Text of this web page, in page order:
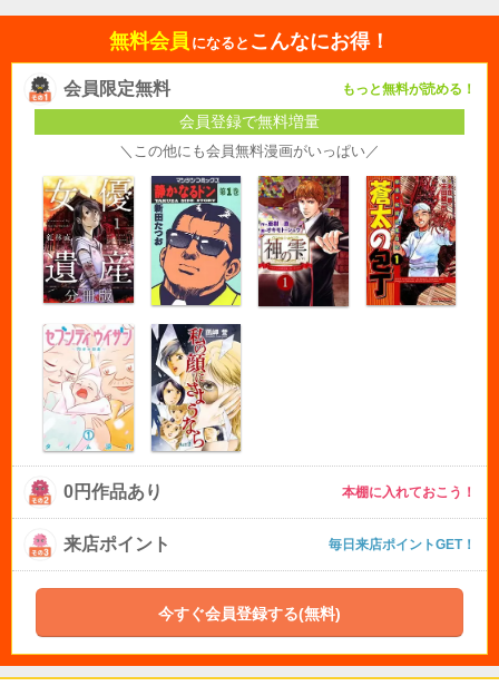
無料会員 になると こんなにお得！
会員限定無料 もっと無料が読める！
会員登録で無料増量
＼この他にも会員無料漫画がいっぱい／
0円作品あり 本棚に入れておこう！
来店ポイント 毎日来店ポイントGET！
今すぐ会員登録する(無料)